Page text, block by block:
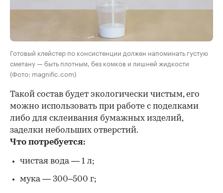
Готовый клейстер по консистенции должен напоминать густую
сметану — быть плотным, без комков и лишней жидкости
(Фото: magnific.com)
Такой состав будет экологически чистым, его
можно использовать при работе с поделками
либо для склеивания бумажных изделий,
заделки небольших отверстий.
Что потребуется:
чистая вода — 1 л;
мука — 300–500 г;